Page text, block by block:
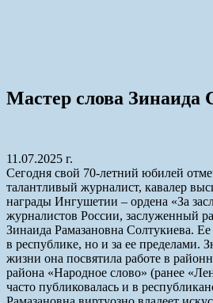
Мастер слова Зинаида
11.07.2025 г.
Сегодня свой 70-летний юбилей
талантливый журналист, кавалер
награды Ингушетии – ордена «За
журналистов России, заслуженный
Зинаида Рамазановна Солтукиева.
в республике, но и за ее пределами.
жизни она посвятила работе в
района «Народное слово» (ранее
часто публиковалась и в